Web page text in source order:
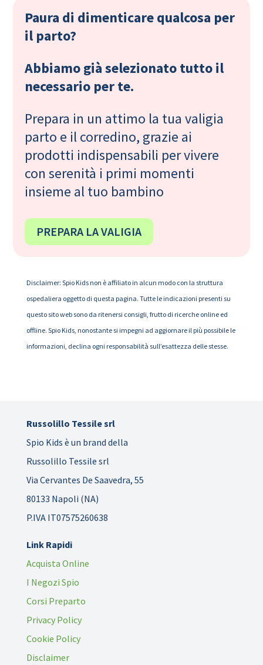
Paura di dimenticare qualcosa per
il parto?
Abbiamo già selezionato tutto il
necessario per te.
Prepara in un attimo la tua valigia
parto e il corredino, grazie ai
prodotti indispensabili per vivere
con serenità i primi momenti
insieme al tuo bambino
PREPARA LA VALIGIA
Disclaimer: Spio Kids non è affiliato in alcun modo con la struttura
ospedaliera oggetto di questa pagina. Tutte le indicazioni presenti su
questo sito web sono da ritenersi consigli, frutto di ricerche online ed
offline. Spio Kids, nonostante si impegni ad aggiornare il più possibile le
informazioni, declina ogni responsabilità sull’esattezza delle stesse.
Russolillo Tessile srl
Spio Kids è un brand della
Russolillo Tessile srl
Via Cervantes De Saavedra, 55
80133 Napoli (NA)
P.IVA IT07575260638
Link Rapidi
Acquista Online
I Negozi Spio
Corsi Preparto
Privacy Policy
Cookie Policy
Disclaimer